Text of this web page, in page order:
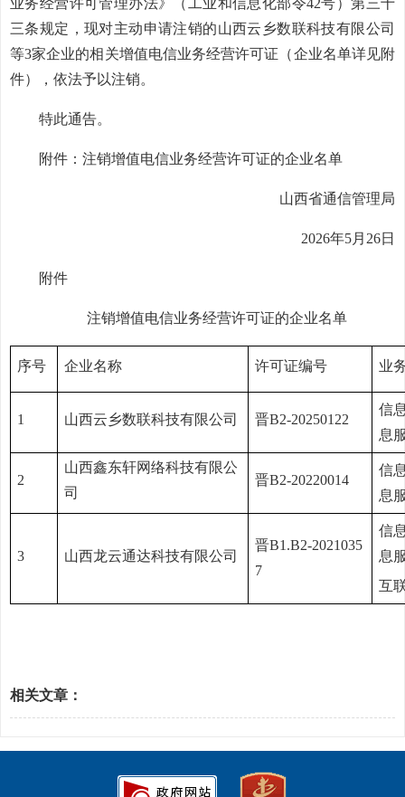
业务经营许可管理办法》（工业和信息化部令42号）第三十
三条规定，现对主动申请注销的山西云乡数联科技有限公司
等3家企业的相关增值电信业务经营许可证（企业名单详见附
件），依法予以注销。
特此通告。
附件：注销增值电信业务经营许可证的企业名单
山西省通信管理局
2026年5月26日
附件
注销增值电信业务经营许可证的企业名单
序号 企业名称 许可证编号 业
1 山西云乡数联科技有限公司 晋B2-20250122
信
息
2
山西鑫东轩网络科技有限公
司
晋B2-20220014
信
息
3 山西龙云通达科技有限公司
晋B1.B2-2021035
7
信
息
互
相关文章：